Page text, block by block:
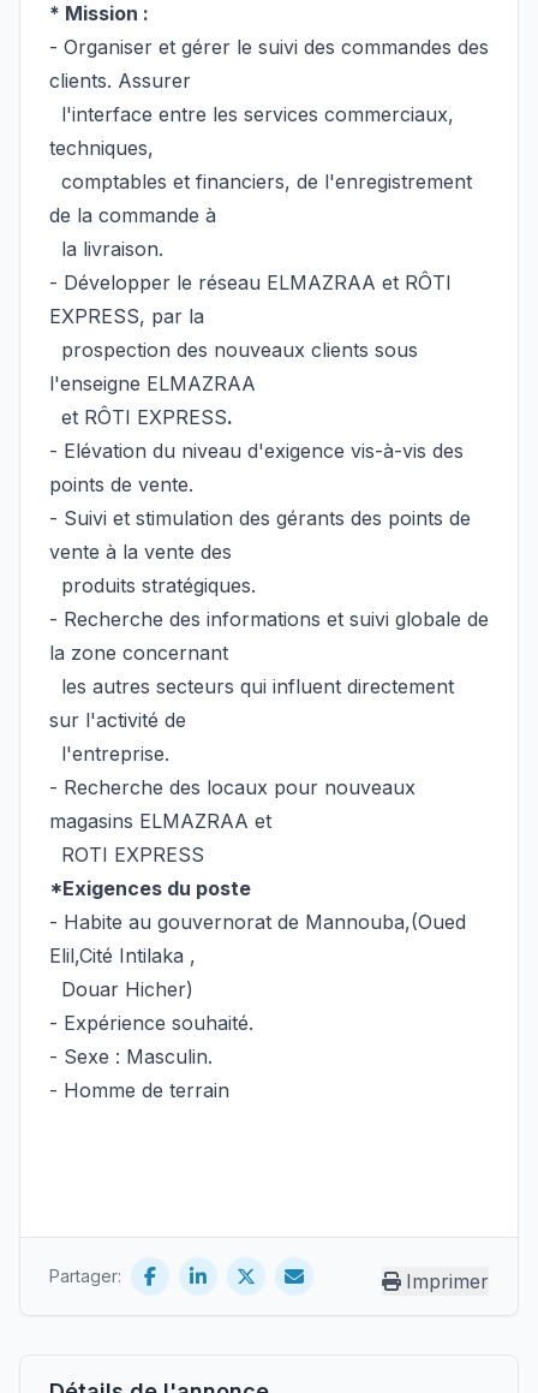
* Mission :
- Organiser et gérer le suivi des commandes des
clients. Assurer
l'interface entre les services commerciaux,
techniques,
comptables et financiers, de l'enregistrement
de la commande à
la livraison.
- Développer le réseau ELMAZRAA et RÔTI
EXPRESS, par la
prospection des nouveaux clients sous
l'enseigne ELMAZRAA
et RÔTI EXPRESS.
- Elévation du niveau d'exigence vis-à-vis des
points de vente.
- Suivi et stimulation des gérants des points de
vente à la vente des
produits stratégiques.
- Recherche des informations et suivi globale de
la zone concernant
les autres secteurs qui influent directement
sur l'activité de
l'entreprise.
- Recherche des locaux pour nouveaux
magasins ELMAZRAA et
ROTI EXPRESS
*Exigences du poste
- Habite au gouvernorat de Mannouba,(Oued
Elil,Cité Intilaka ,
Douar Hicher)
- Expérience souhaité.
- Sexe : Masculin.
- Homme de terrain
Partager: Imprimer